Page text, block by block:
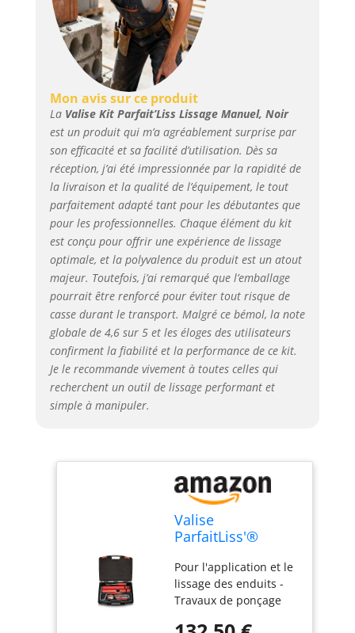
Mon avis sur ce produit
La Valise Kit Parfait’Liss Lissage Manuel, Noir
est un produit qui m’a agréablement surprise par
son efficacité et sa facilité d’utilisation. Dès sa
réception, j’ai été impressionnée par la rapidité de
la livraison et la qualité de l’équipement, le tout
parfaitement adapté tant pour les débutantes que
pour les professionnelles. Chaque élément du kit
est conçu pour offrir une expérience de lissage
optimale, et la polyvalence du produit est un atout
majeur. Toutefois, j’ai remarqué que l’emballage
pourrait être renforcé pour éviter tout risque de
casse durant le transport. Malgré ce bémol, la note
globale de 4,6 sur 5 et les éloges des utilisateurs
confirment la fiabilité et la performance de ce kit.
Je le recommande vivement à toutes celles qui
recherchent un outil de lissage performant et
simple à manipuler.
Valise
ParfaitLiss'®
L'OUTIL Parfait -
80526
Pour l'application et le
lissage des enduits -
Travaux de ponçage